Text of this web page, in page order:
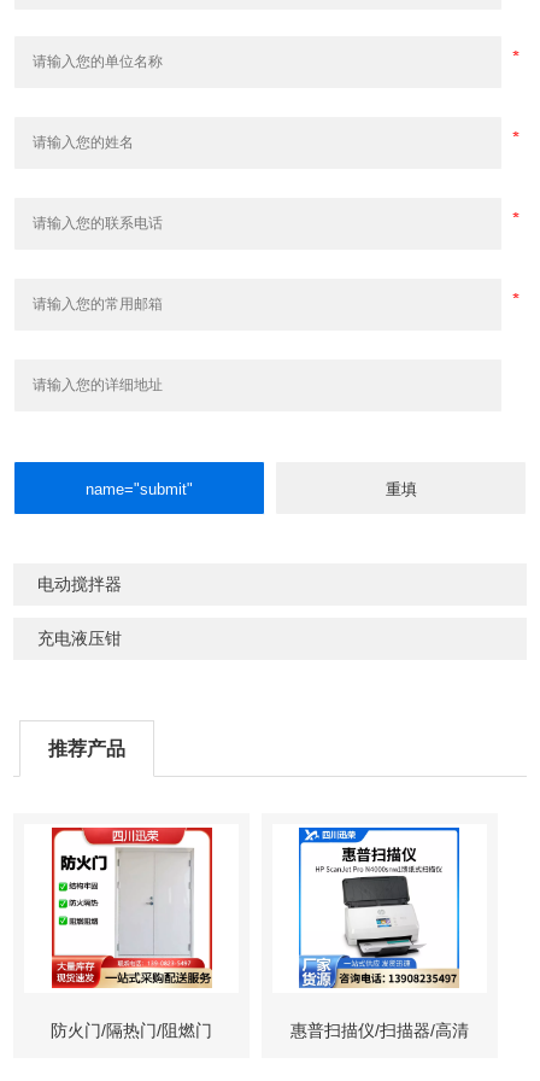
电动搅拌器
充电液压钳
推荐产品
防火门/隔热门/阻燃门 惠普扫描仪/扫描器/高清